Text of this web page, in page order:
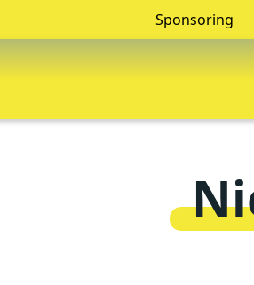
Sponsoring